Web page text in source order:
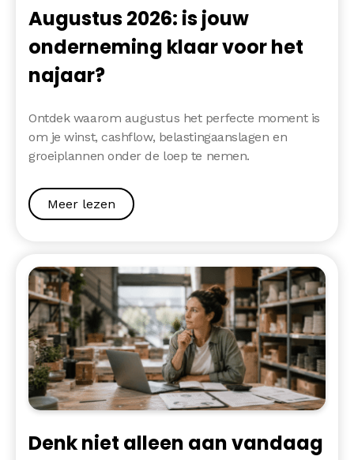
Augustus 2026: is jouw
onderneming klaar voor het
najaar?
Ontdek waarom augustus het perfecte moment is
om je winst, cashflow, belastingaanslagen en
groeiplannen onder de loep te nemen.
Meer lezen
Denk niet alleen aan vandaag